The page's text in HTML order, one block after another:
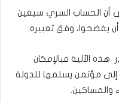
أن الحساب السري سيعين
يفضحوا، وفق تعبيره.
هذه الآلية فبالإمكان
إلى مؤتمن يسلمها للدولة
والمساكين.